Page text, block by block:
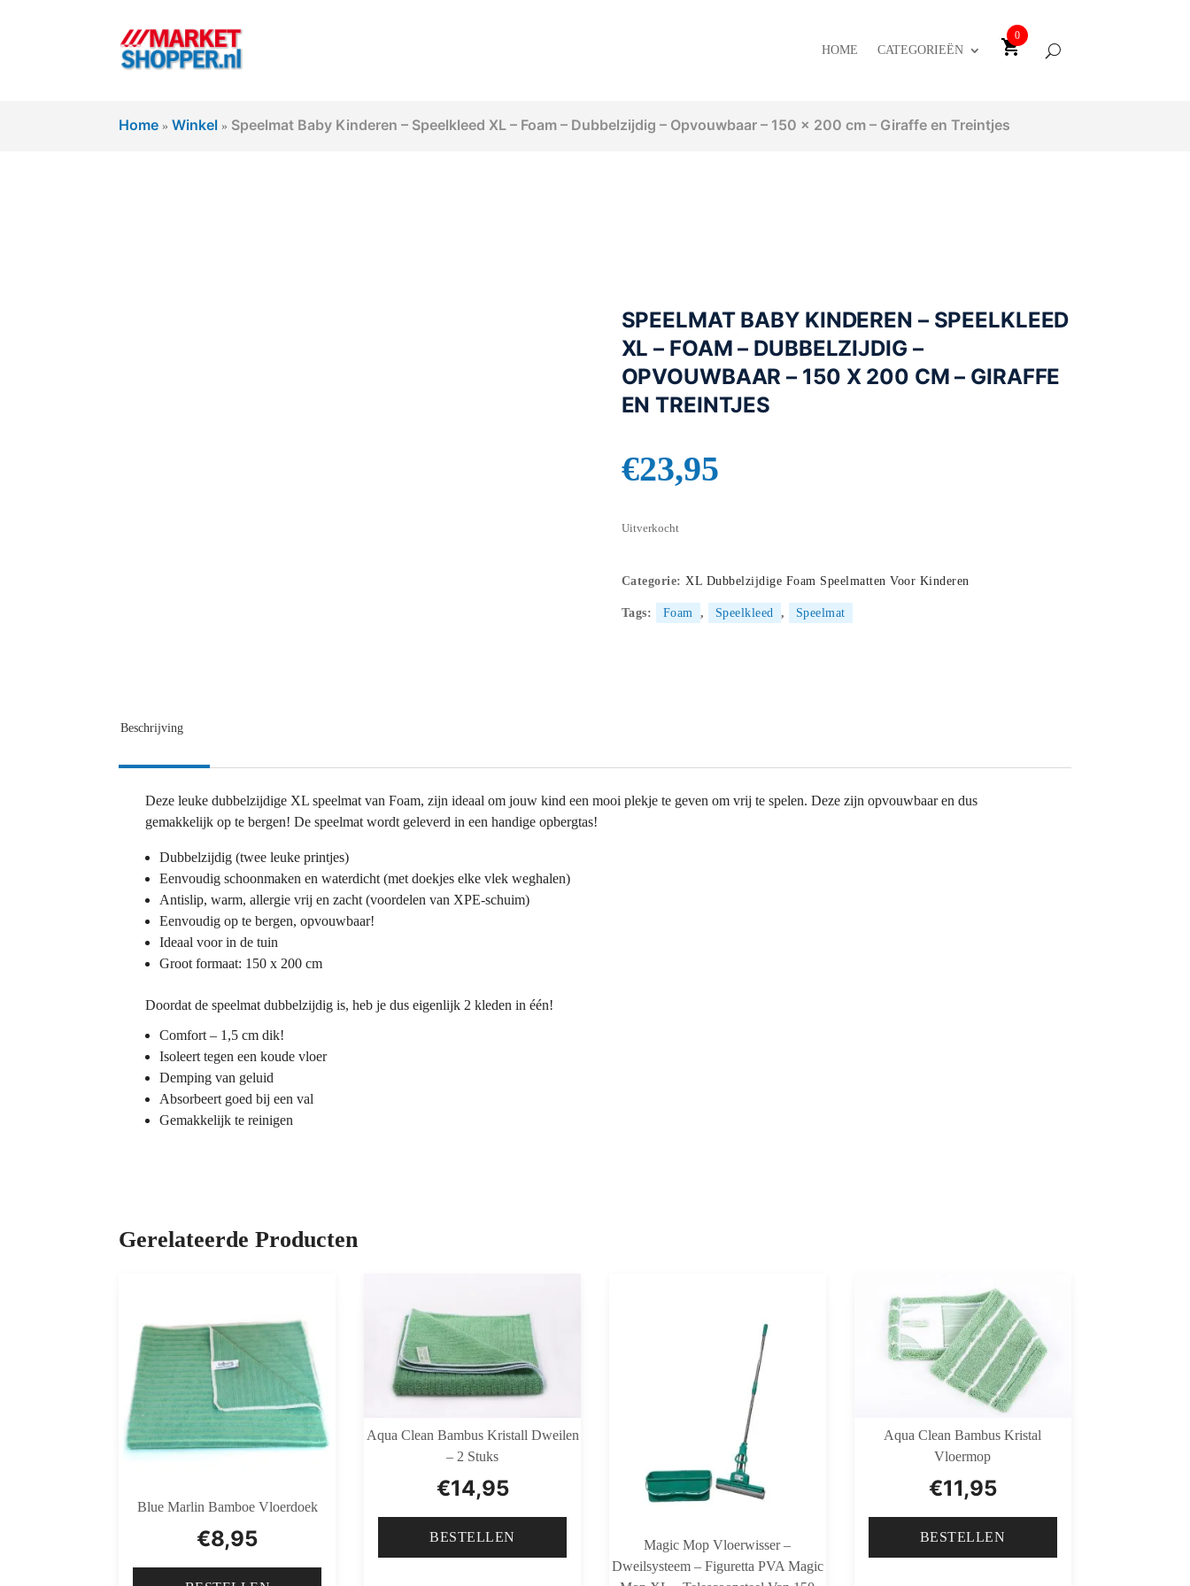
HOME CATEGORIEËN
0
Home »Winkel » Speelmat Baby Kinderen – Speelkleed XL – Foam – Dubbelzijdig – Opvouwbaar – 150 x 200 cm – Giraffe en Treintjes
SPEELMAT BABY KINDEREN – SPEELKLEED
XL – FOAM – DUBBELZIJDIG –
OPVOUWBAAR – 150 X 200 CM – GIRAFFE
EN TREINTJES
€23,95
Uitverkocht
Categorie: XL Dubbelzijdige Foam Speelmatten Voor Kinderen
Tags: Foam , Speelkleed , Speelmat
Beschrijving
Deze leuke dubbelzijdige XL speelmat van Foam, zijn ideaal om jouw kind een mooi plekje te geven om vrij te spelen. Deze zijn opvouwbaar en dus
gemakkelijk op te bergen! De speelmat wordt geleverd in een handige opbergtas!
Dubbelzijdig (twee leuke printjes)
Eenvoudig schoonmaken en waterdicht (met doekjes elke vlek weghalen)
Antislip, warm, allergie vrij en zacht (voordelen van XPE-schuim)
Eenvoudig op te bergen, opvouwbaar!
Ideaal voor in de tuin
Groot formaat: 150 x 200 cm
Doordat de speelmat dubbelzijdig is, heb je dus eigenlijk 2 kleden in één!
Comfort – 1,5 cm dik!
Isoleert tegen een koude vloer
Demping van geluid
Absorbeert goed bij een val
Gemakkelijk te reinigen
Gerelateerde Producten
Blue Marlin Bamboe Vloerdoek
€8,95
Aqua Clean Bambus Kristall Dweilen
– 2 Stuks
€14,95
BESTELLEN
Magic Mop Vloerwisser –
Dweilsysteem – Figuretta PVA Magic
Aqua Clean Bambus Kristal
Vloermop
€11,95
BESTELLEN